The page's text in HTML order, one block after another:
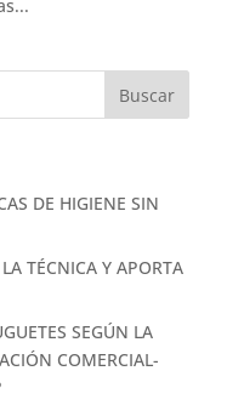
DE HIGIENE SIN
TÉCNICA Y APORTA
SEGÚN LA
COMERCIAL-